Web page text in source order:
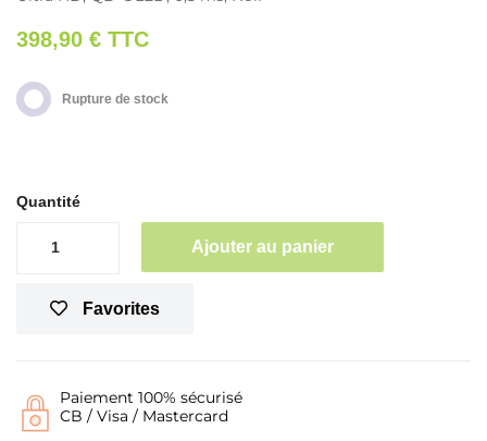
398,90 € TTC
Rupture de stock
Quantité
Ajouter au panier
Favorites
Paiement 100% sécurisé
CB / Visa / Mastercard